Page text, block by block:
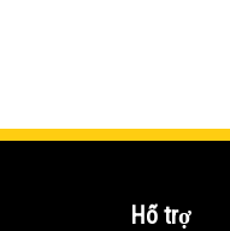
Hỗ trợ